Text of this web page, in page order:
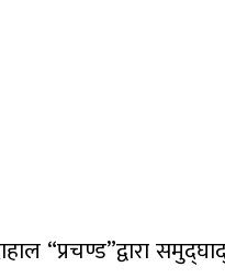
“प्रचण्ड”द्वारा